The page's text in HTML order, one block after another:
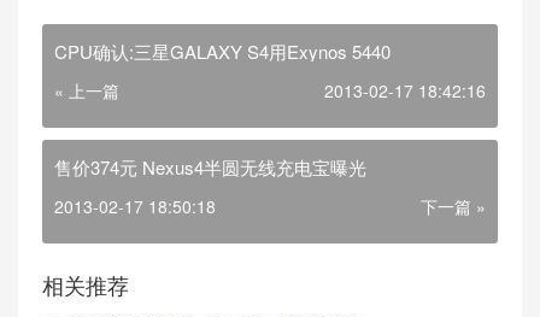
CPU确认:三星GALAXY S4用Exynos 5440
« 上一篇 2013-02-17 18:42:16
售价374元 Nexus4半圆无线充电宝曝光
2013-02-17 18:50:18 下一篇 »
相关推荐